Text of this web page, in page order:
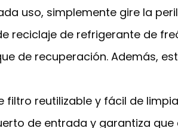
uso, simplemente gire la
reciclaje de refrigerante de
de recuperación. Además,
filtro reutilizable y fácil de
de entrada y garantiza